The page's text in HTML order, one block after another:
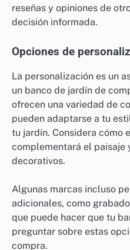
reseñas y opiniones de
decisión informada.
Opciones de
La personalización es un
un banco de jardín de
ofrecen una variedad de
pueden adaptarse a tu
tu jardín. Considera cómo
complementará el paisaje
decorativos.
Algunas marcas incluso
adicionales, como
que puede hacer que tu
preguntar sobre estas
compra.